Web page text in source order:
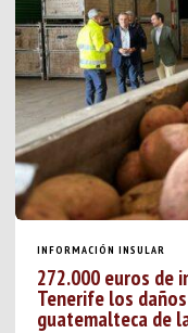
INFORMACIÓN INSULAR
272.000 euros de
Tenerife los
guatemalteca de